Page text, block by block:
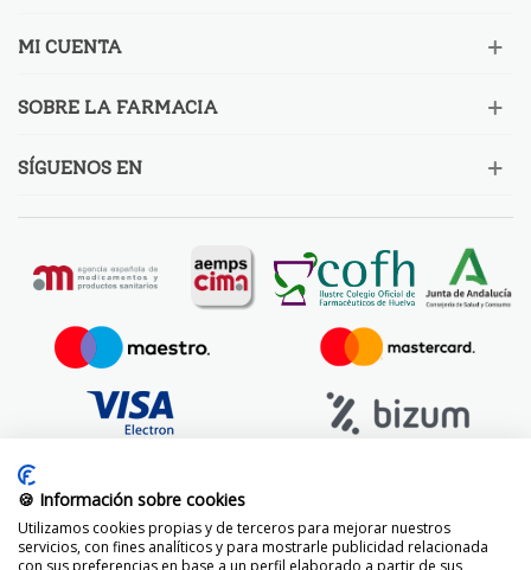
MI CUENTA
SOBRE LA FARMACIA
SÍGUENOS EN
🍪 Información sobre cookies
Utilizamos cookies propias y de terceros para mejorar nuestros
servicios, con fines analíticos y para mostrarle publicidad relacionada
con sus preferencias en base a un perfil elaborado a partir de sus